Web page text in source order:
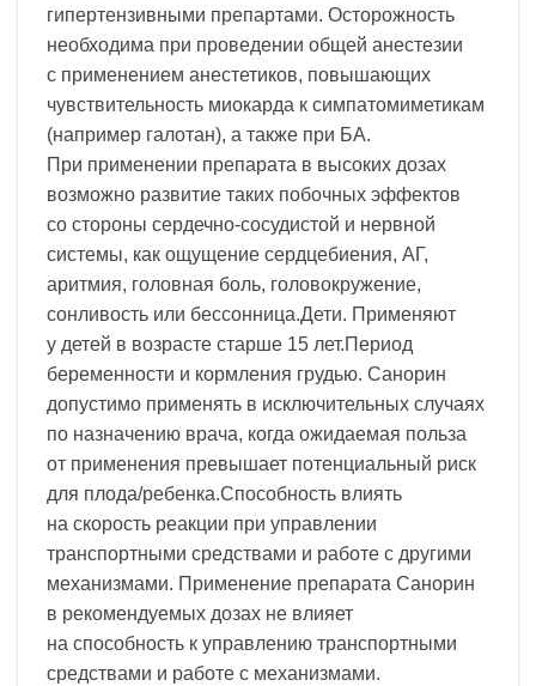
гипертензивными препартами. Осторожность
необходима при проведении общей анестезии
с применением анестетиков, повышающих
чувствительность миокарда к симпатомиметикам
(например галотан), а также при БА.
При применении препарата в высоких дозах
возможно развитие таких побочных эффектов
со стороны сердечно-сосудистой и нервной
системы, как ощущение сердцебиения, АГ,
аритмия, головная боль, головокружение,
сонливость или бессонница.Дети. Применяют
у детей в возрасте старше 15 лет.Период
беременности и кормления грудью. Санорин
допустимо применять в исключительных случаях
по назначению врача, когда ожидаемая польза
от применения превышает потенциальный риск
для плода/ребенка.Способность влиять
на скорость реакции при управлении
транспортными средствами и работе с другими
механизмами. Применение препарата Санорин
в рекомендуемых дозах не влияет
на способность к управлению транспортными
средствами и работе с механизмами.